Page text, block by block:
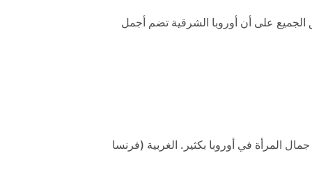
تضم أجمل
المرأة في أوروبا بكثير. الغربية (فرنسا